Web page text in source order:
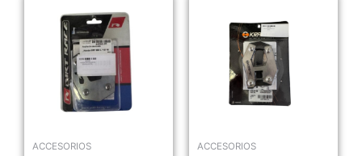
ACCESORIOS ACCESORIOS